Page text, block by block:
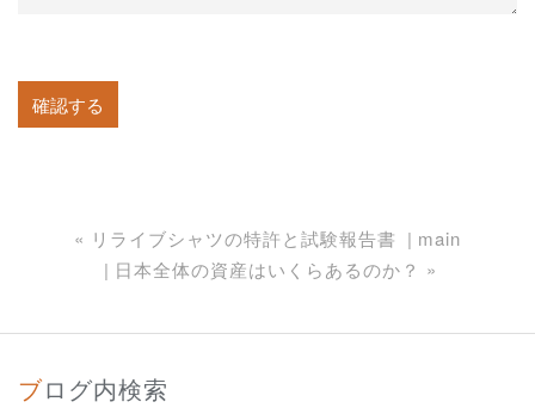
« リライブシャツの特許と試験報告書
main
日本全体の資産はいくらあるのか？ »
ブログ内検索